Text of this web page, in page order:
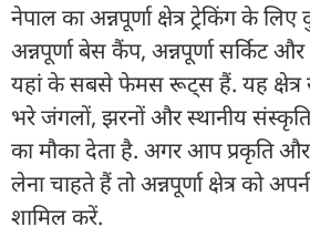
नेपाल का अन्नपूर्णा क्षेत्र ट्रेकिंग के
अन्नपूर्णा बेस कैंप, अन्नपूर्णा सर्किट और
यहां के सबसे फेमस रूट्स हैं. यह क्षेत्र
भरे जंगलों, झरनों और स्थानीय
का मौका देता है. अगर आप प्रकृति
लेना चाहते हैं तो अन्नपूर्णा क्षेत्र को
शामिल करें.